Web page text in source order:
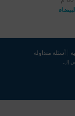
أسئلة متداولة